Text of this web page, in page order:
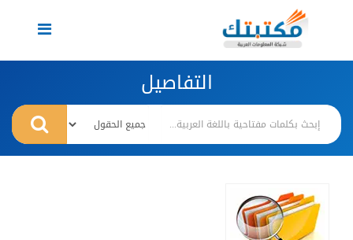
Toggle
navigation
التفاصيل